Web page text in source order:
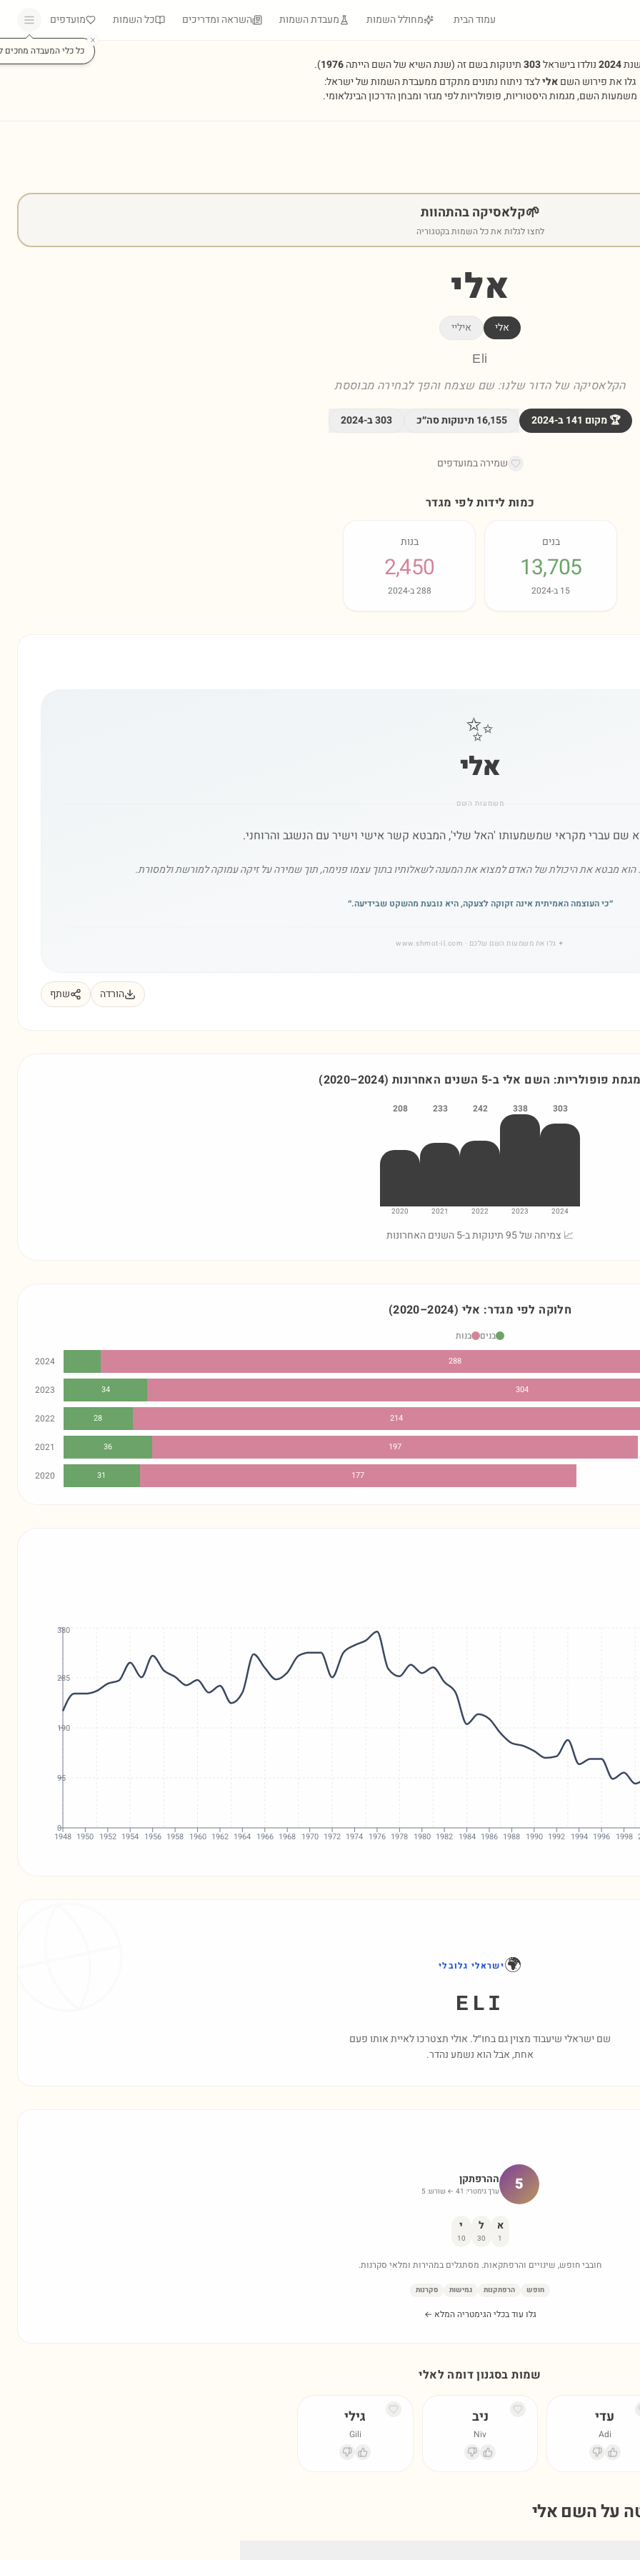
עמוד הבית מחולל השמות מעבדת השמות השראה ומדריכים כל השמות מועדפים
כל כלי המעבדה מחכים
2024נולדו בישראל303תינוקות בשם זה (שנת השיא של השם הייתה1976
).
גלו את פירוש השםאלילצד ניתוח נתונים מתקדם ממעבדת השמות של ישראל:
משמעות השם, מגמות היסטוריות, פופולריות לפי מגזר ומבחן הדרכון הבינלאומי.
🌱קלאסיקה בהתהוות
לחצו לגלות את כל השמות בקטגוריה
אלי
אלי איליי
Eli
הקלאסיקה של הדור שלנו: שם שצמח והפך לבחירה מבוססת
🏆 מקום 141ב-2024
16,155 תינוקות סה״כ 303ב-2024
שמירה במועדפים
כמות לידות לפי מגדר
בנים
13,705
15 ב-2024
בנות
2,450
288ב-2024
✨
אלי
משמעות השם
מבטא את היכולת של האדם למצוא את המענה לשאלותיו בתוך עצמו פנימה, תוך שמירה על זיקה עמוקה למורשת ולמסורת.
״כי העוצמה האמיתית אינה זקוקה לצעקה, היא נובעת מהשקט שבידיעה.״
✦ גלו את משמעות השם שלכם · www.shmot-il.com
הורדה שתף
פופולריות: השם אלי ב-5 השנים האחרונות (2020–2024)
303
2024
338
2023
242
2022
233
2021
208
2020
📈 צמיחה של 95 תינוקות ב-5 השנים האחרונות
חלוקה לפי מגדר: אלי (2020–2024)
בנים
בנות
2024
288
2023 34 304
2022 28 214
2021 36 197
2020 31 177
1948 1950 1952 1954 1956 1958 1960 1962 1964 1966 1968 1970 1972 1974 1976 1978 1980 1982 1984 1986 1988 1990 1992 1994 1996 1998
0
95
190
285
380
🌍ישראלי גלובלי
ELI
שם ישראלי שיעבוד מצוין גם בחו״ל. אולי תצטרכו לאיית אותו פעם
אחת, אבל הוא נשמע נהדר.
5 ההרפתקן
ערך גימטרי: 41 ← שורש: 5
א
1
ל
30
י
10
חובבי חופש, שינויים והרפתקאות. מסתגלים במהירות ומלאי סקרנות.
חופש הרפתקנות גמישות סקרנות
גלו עוד בכלי הגימטריה המלא ←
שמות בסגנון דומה לאלי
עדי
Adi
ניב
Niv
גילי
Gili
על השם אלי